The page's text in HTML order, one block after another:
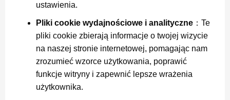
ustawienia.
Pliki cookie wydajnościowe i analityczne ：Te
pliki cookie zbierają informacje o twojej wizycie
na naszej stronie internetowej, pomagając nam
zrozumieć wzorce użytkowania, poprawić
funkcje witryny i zapewnić lepsze wrażenia
użytkownika.